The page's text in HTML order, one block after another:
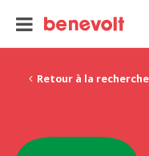
Retour à la recherche